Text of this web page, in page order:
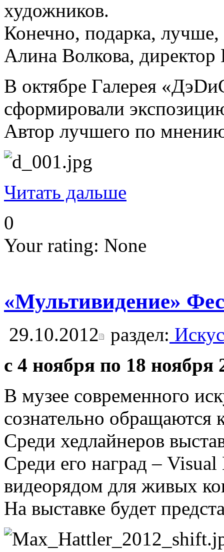
художников.
Конечно, подарка, лучше,
Алина Волкова,
В октябре Галерея
сформировали
Автор лучшего по
Читать дальше
0
Your rating: None
«Мультивидение»
29.10.2012 раздел:
с 4 ноября по 18 ноября
В музее современного
сознательно
Среди хедлайнеров
Среди его наград –
видеорядом для живых
На выставке будет